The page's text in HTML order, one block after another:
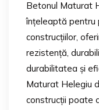
Betonul Maturat
înțeleaptă pentru
construcțiilor,
rezistență,
durabilitatea și
Maturat Helegiu
construcții poate